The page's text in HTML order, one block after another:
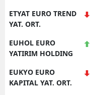
ETYAT EURO TREND
YAT. ORT.
EUHOL EURO
YATIRIM HOLDING
EUKYO EURO
KAPITAL YAT. ORT.